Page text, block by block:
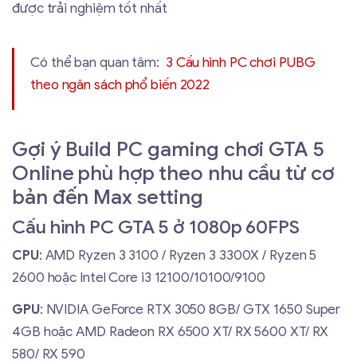
được trải nghiệm tốt nhất
Có thể bạn quan tâm: 3 Cấu hình PC chơi PUBG
theo ngân sách phổ biến 2022
Gợi ý Build PC gaming chơi GTA 5
Online phù hợp theo nhu cầu từ cơ
bản đến Max setting
Cấu hình PC GTA 5 ở 1080p 60FPS
CPU: AMD Ryzen 3 3100 / Ryzen 3 3300X / Ryzen 5
2600 hoặc Intel Core i3 12100/10100/9100
GPU: NVIDIA GeForce RTX 3050 8GB/ GTX 1650 Super
4GB hoặc AMD Radeon RX 6500 XT/ RX 5600 XT/ RX
580/ RX 590